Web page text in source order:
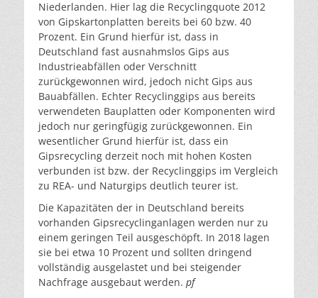
Niederlanden. Hier lag die Recyclingquote 2012
von Gipskartonplatten bereits bei 60 bzw. 40
Prozent. Ein Grund hierfür ist, dass in
Deutschland fast ausnahmslos Gips aus
Industrieabfällen oder Verschnitt
zurückgewonnen wird, jedoch nicht Gips aus
Bauabfällen. Echter Recyclinggips aus bereits
verwendeten Bauplatten oder Komponenten wird
jedoch nur geringfügig zurückgewonnen. Ein
wesentlicher Grund hierfür ist, dass ein
Gipsrecycling derzeit noch mit hohen Kosten
verbunden ist bzw. der Recyclinggips im Vergleich
zu REA- und Naturgips deutlich teurer ist.
Die Kapazitäten der in Deutschland bereits
vorhanden Gipsrecyclinganlagen werden nur zu
einem geringen Teil ausgeschöpft. In 2018 lagen
sie bei etwa 10 Prozent und sollten dringend
vollständig ausgelastet und bei steigender
Nachfrage ausgebaut werden. pf